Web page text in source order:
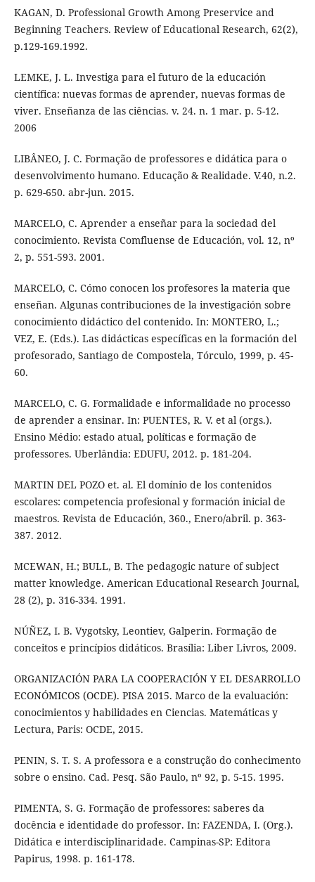
KAGAN, D. Professional Growth Among Preservice and
Beginning Teachers. Review of Educational Research, 62(2),
p.129-169.1992.
LEMKE, J. L. Investiga para el futuro de la educación
científica: nuevas formas de aprender, nuevas formas de
viver. Enseñanza de las ciências. v. 24. n. 1 mar. p. 5-12.
2006
LIBÂNEO, J. C. Formação de professores e didática para o
desenvolvimento humano. Educação & Realidade. V.40, n.2.
p. 629-650. abr-jun. 2015.
MARCELO, C. Aprender a enseñar para la sociedad del
conocimiento. Revista Comfluense de Educación, vol. 12, nº
2, p. 551-593. 2001.
MARCELO, C. Cómo conocen los profesores la materia que
enseñan. Algunas contribuciones de la investigación sobre
conocimiento didáctico del contenido. In: MONTERO, L.;
VEZ, E. (Eds.). Las didácticas específicas en la formación del
profesorado, Santiago de Compostela, Tórculo, 1999, p. 45-
60.
MARCELO, C. G. Formalidade e informalidade no processo
de aprender a ensinar. In: PUENTES, R. V. et al (orgs.).
Ensino Médio: estado atual, políticas e formação de
professores. Uberlândia: EDUFU, 2012. p. 181-204.
MARTIN DEL POZO et. al. El domínio de los contenidos
escolares: competencia profesional y formación inicial de
maestros. Revista de Educación, 360., Enero/abril. p. 363-
387. 2012.
MCEWAN, H.; BULL, B. The pedagogic nature of subject
matter knowledge. American Educational Research Journal,
28 (2), p. 316-334. 1991.
NÚÑEZ, I. B. Vygotsky, Leontiev, Galperin. Formação de
conceitos e princípios didáticos. Brasília: Liber Livros, 2009.
ORGANIZACIÓN PARA LA COOPERACIÓN Y EL DESARROLLO
ECONÓMICOS (OCDE). PISA 2015. Marco de la evaluación:
conocimientos y habilidades en Ciencias. Matemáticas y
Lectura, Paris: OCDE, 2015.
PENIN, S. T. S. A professora e a construção do conhecimento
sobre o ensino. Cad. Pesq. São Paulo, nº 92, p. 5-15. 1995.
PIMENTA, S. G. Formação de professores: saberes da
docência e identidade do professor. In: FAZENDA, I. (Org.).
Didática e interdisciplinaridade. Campinas-SP: Editora
Papirus, 1998. p. 161-178.